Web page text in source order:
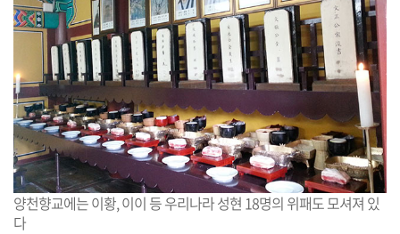
양천향교에는 이황, 이이 등 우리나라 성현 18명의 위패도 모셔져 있
다